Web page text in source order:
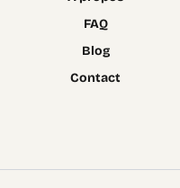
FAQ
Blog
Contact